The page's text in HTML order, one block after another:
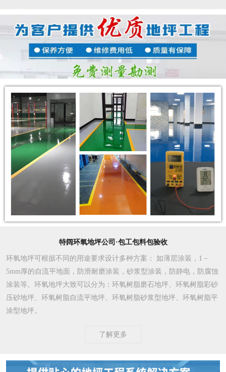
特阔环氧地坪公司·包工包料包验收
环氧地坪可根据不同的用途要求设计多种方案 ： 如薄层涂装，1－
5mm厚的自流平地面，防滑耐磨涂装，砂浆型涂装，防静电，防腐蚀
涂装等。环氧地坪大致可以分为：环氧树脂磨石地坪、环氧树脂彩砂
压砂地坪、环氧树脂自流平地坪、环氧树脂砂浆型地坪、环氧树脂平
涂型地坪。
了解更多